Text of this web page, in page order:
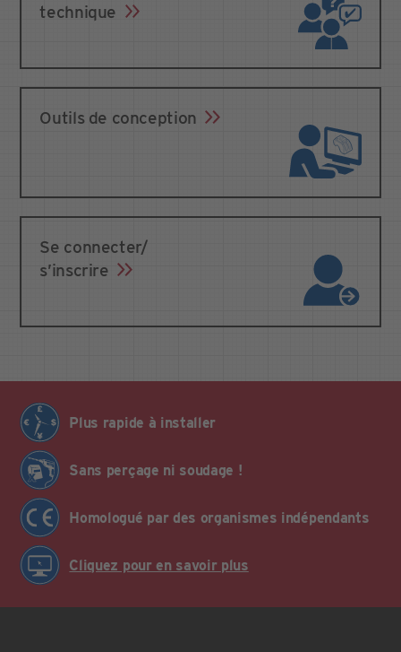
technique
Outils de conception
Se connecter/
s’inscrire
Plus rapide à installer
Sans perçage ni soudage !
Homologué par des organismes indépendants
Cliquez pour en savoir plus